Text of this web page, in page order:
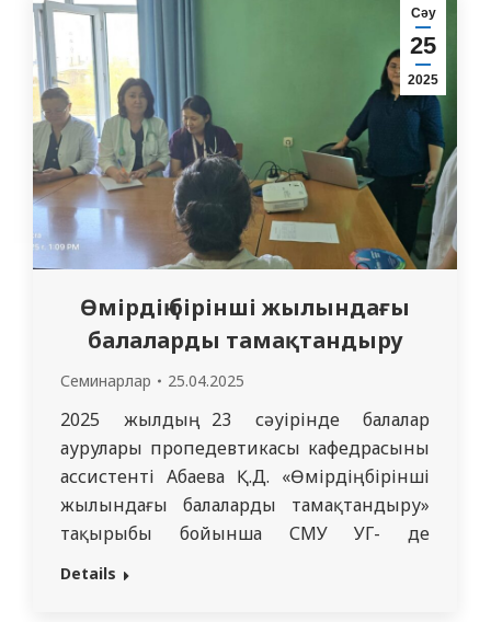
Сәу
25
2025
Өмірдің бірінші жылындағы
балаларды тамақтандыру
Семинарлар 25.04.2025
2025 жылдың 23 сәуірінде балалар
аурулары пропедевтикасы кафедрасының
ассистенті Абаева Қ.Д. «Өмірдің бірінші
жылындағы балаларды тамақтандыру»
тақырыбы бойынша СМУ УГ- де
педиатрларға, бөлімше ассистенттеріне
Details